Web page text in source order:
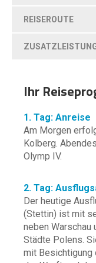
REISEROUTE
Ihr
1. Tag: Anreise
Am Morgen
Kolberg.
Olymp IV.
2. Tag:
Der heutige
(Stettin) ist mit
neben Warschau
Städte Polens.
mit Besichtigung